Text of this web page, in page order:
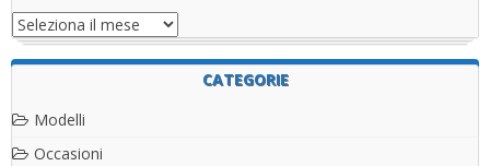
Archivi
CATEGORIE
Modelli
Occasioni